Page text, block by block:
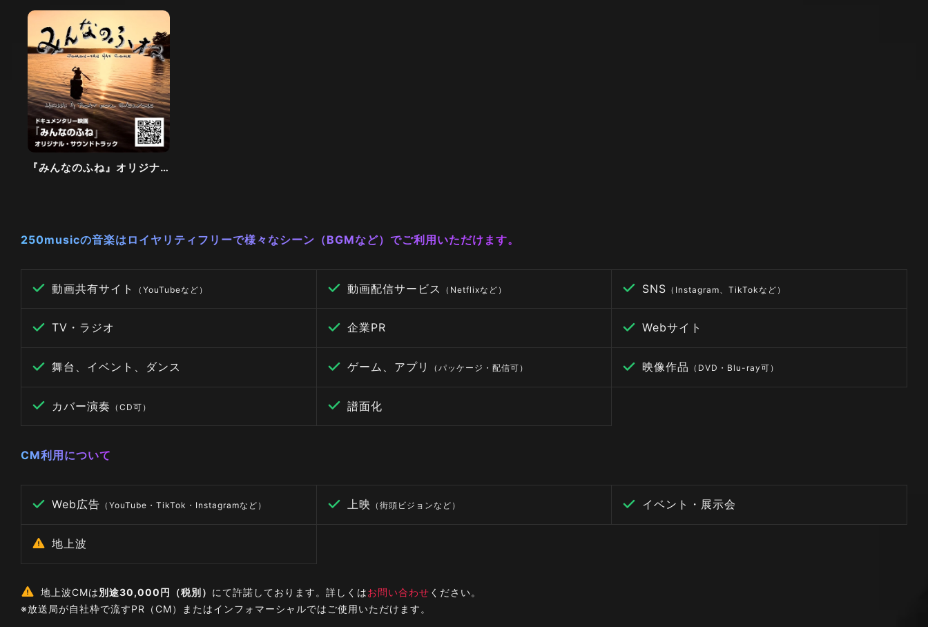
『みんなのふね』オリジナル・サウンドトラック
250musicの音楽はロイヤリティフリーで様々なシーン（BGMなど）でご利用いただけます。
動画共有サイト （YouTubeなど） 動画配信サービス （Netflixなど） SNS （Instagram、TikTokなど）
TV・ラジオ 企業PR Webサイト
舞台、イベント、ダンス ゲーム、アプリ （パッケージ・配信可） 映像作品 （DVD・Blu-ray可）
カバー演奏 （CD可） 譜面化
CM利用について
Web広告 （YouTube・TikTok・Instagramなど） 上映 （街頭ビジョンなど） イベント・展示会
地上波
地上波CMは別途30,000円（税別） にて許諾しております。詳しくはお問い合わせ ください。
※放送局が自社枠で流すPR（CM）またはインフォマーシャルではご使用いただけます。